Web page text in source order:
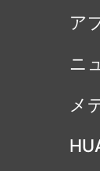
ア
ニ
メ